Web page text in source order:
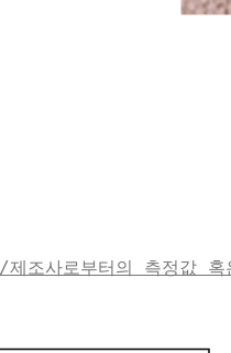
조사로부터의 측정값